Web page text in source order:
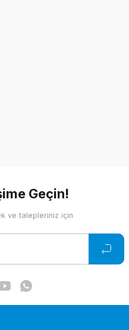
Geçin!
ve talepleriniz için